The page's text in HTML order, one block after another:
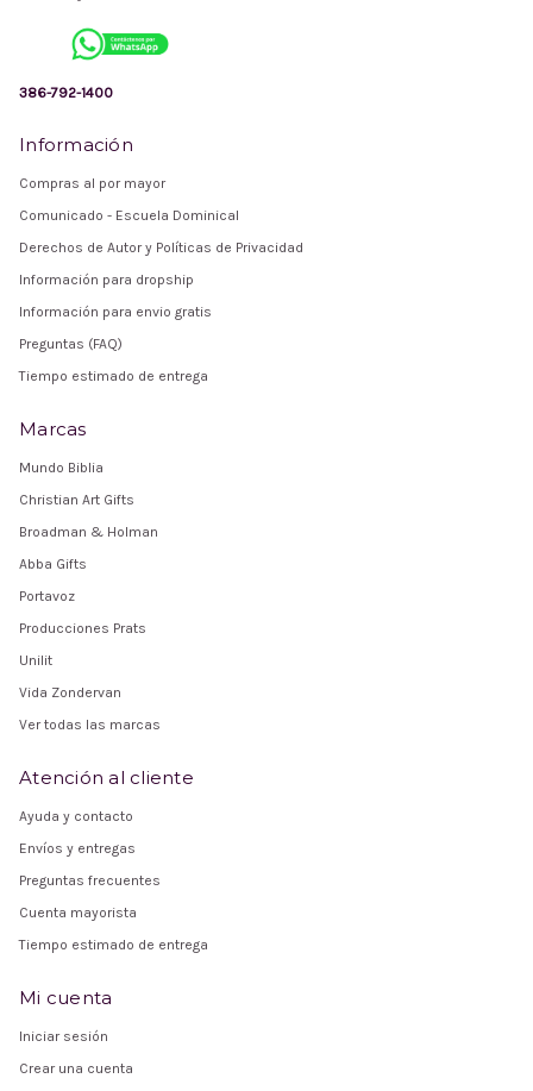
386-792-1400
Información
Compras al por mayor
Comunicado - Escuela Dominical
Derechos de Autor y Políticas de Privacidad
Información para dropship
Información para envio gratis
Preguntas (FAQ)
Tiempo estimado de entrega
Marcas
Mundo Biblia
Christian Art Gifts
Broadman & Holman
Abba Gifts
Portavoz
Producciones Prats
Unilit
Vida Zondervan
Ver todas las marcas
Atención al cliente
Ayuda y contacto
Envíos y entregas
Preguntas frecuentes
Cuenta mayorista
Tiempo estimado de entrega
Mi cuenta
Iniciar sesión
Crear una cuenta